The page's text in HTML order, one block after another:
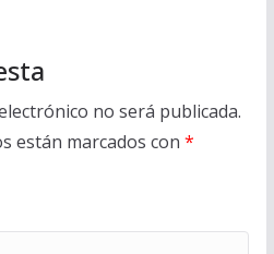
no será publicada.
están marcados con *